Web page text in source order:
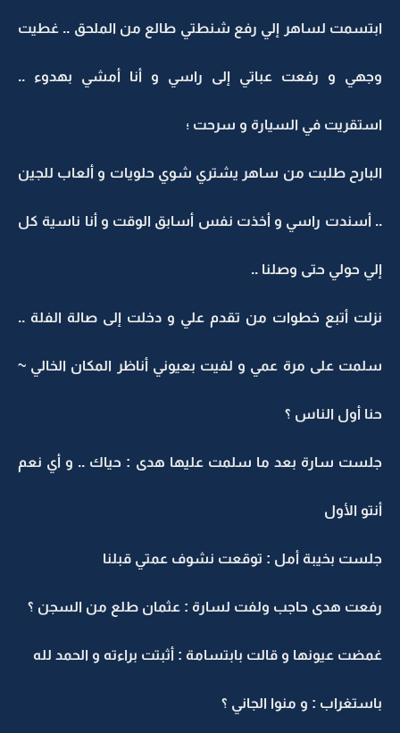
ابتسمت لساهر إلي رفع شنطتي طالع من الملحق .. غطيت
وجهي و رفعت عباتي إلى راسي و أنا أمشي بهدوء ..
استقريت في السيارة و سرحت ؛
البارح طلبت من ساهر يشتري شوي حلويات و ألعاب للجين
.. أسندت راسي و أخذت نفس أسابق الوقت و أنا ناسية كل
إلي حولي حتى وصلنا ..
نزلت أتبع خطوات من تقدم علي و دخلت إلى صالة الفلة ..
سلمت على مرة عمي و لفيت بعيوني أناظر المكان الخالي ~
حنا أول الناس ؟
جلست سارة بعد ما سلمت عليها هدى : حياك .. و أي نعم
أنتو الأول
جلست بخيبة أمل : توقعت نشوف عمتي قبلنا
رفعت هدى حاجب ولفت لسارة : عثمان طلع من السجن ؟
غمضت عيونها و قالت بابتسامة : أثبتت براءته و الحمد لله
باستغراب : و منوا الجاني ؟